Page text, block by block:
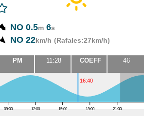
NO 0.5m 6s
NO 22km/h (Rafales:27km/h)
PM 11:28 COEFF 46
16:40
09:00 12:00 15:00 18:00 21:00